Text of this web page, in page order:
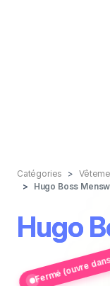
Catégories
Hugo Boss
Hugo
Fermé (ouvre